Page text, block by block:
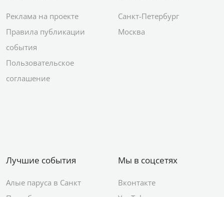
Реклама на проекте
Правила публикации
события
Пользовательское
соглашение
Санкт-Петербург
Москва
Лучшие события
Алые паруса в Санкт
Мы в соцсетях
Вконтакте